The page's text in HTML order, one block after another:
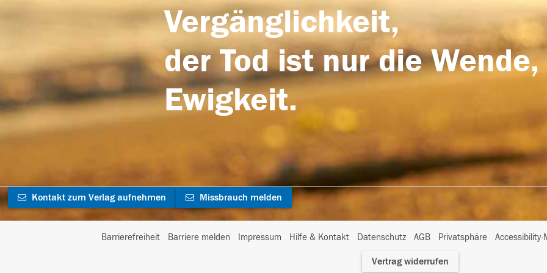
Vergänglichkeit,
der Tod ist nur die
Ewigkeit.
Kontakt zum Verlag aufnehmen Missbrauch melden
Barrierefreiheit Barriere melden Impressum Hilfe & Kontakt Datenschutz AGB Privatsphäre
I
Vertrag widerrufen